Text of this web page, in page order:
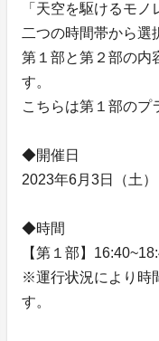
「天空を駆けるモ
二つの時間帯から選
第１部と第２部の内
す。
こちらは第１部のプ
◆開催日
2023年6月3日（土）
◆時間
【第１部】
※運行状況により時
す。